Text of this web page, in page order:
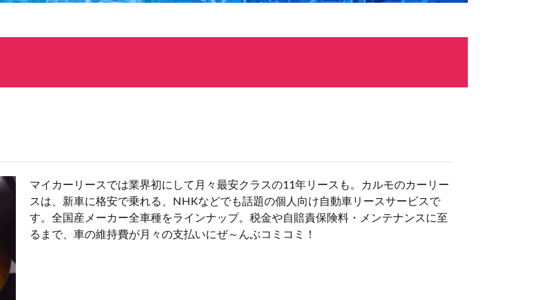
マイカーリースでは業界初にして月々最安クラスの11年リースも。カルモのカーリー
スは、新車に格安で乗れる、NHKなどでも話題の個人向け自動車リースサービスで
す。全国産メーカー全車種をラインナップ。税金や自賠責保険料・メンテナンスに至
るまで、車の維持費が月々の支払いにぜ～んぶコミコミ！